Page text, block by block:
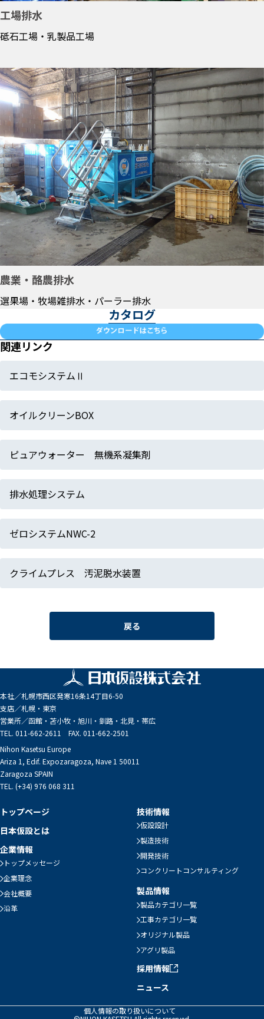
工場排水
砥石工場・乳製品工場
農業・酪農排水
選果場・牧場雑排水・パーラー排水
カタログ
関連リンク
エコモシステムⅡ
オイルクリーンBOX
ピュアウォーター 無機系凝集剤
排水処理システム
ゼロシステムNWC-2
クライムプレス 汚泥脱水装置
戻る
本社／札幌市西区発寒16条14丁目6-50
支店／札幌・東京
営業所／函館・苫小牧・旭川・釧路・北見・帯広
TEL. 011-662-2611 FAX. 011-662-2501
Nihon Kasetsu Europe
Ariza 1, Edif. Expozaragoza, Nave 1 50011
Zaragoza SPAIN
TEL. (+34) 976 068 311
トップページ
日本仮設とは
企業情報
トップメッセージ
企業理念
会社概要
沿革
技術情報
仮設設計
製造技術
開発技術
コンクリートコンサルティング
製品情報
製品カテゴリ一覧
工事カテゴリ一覧
オリジナル製品
アグリ製品
採用情報
ニュース
個人情報の取り扱いについて